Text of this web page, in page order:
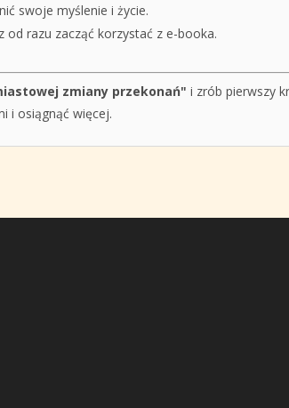
swoje myślenie i życie.
od razu zacząć korzystać z e-booka.
zmiany przekonań" i zrób pierwszy
i osiągnąć więcej.